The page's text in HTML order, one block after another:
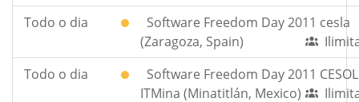
Todo o dia
Software Freedom Day 2011 cesla
(Zaragoza, Spain)
Todo o dia
Software Freedom Day 2011 CESOL
ITMina (Minatitlán, Mexico)